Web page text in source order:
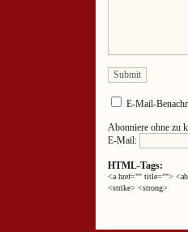
E-Mail-
Abonniere ohne zu
E-Mail:
HTML-Tags:
<a href="" title="">
<strike> <strong>